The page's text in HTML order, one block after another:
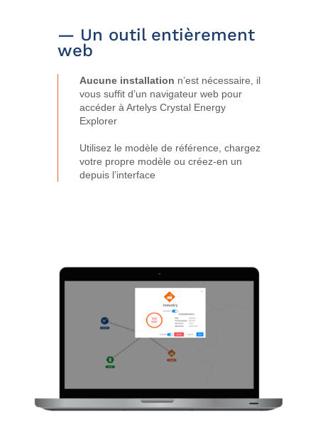
— Un outil entièrement
web
Aucune installation n’est nécessaire, il
vous suffit d’un navigateur web pour
accéder à Artelys Crystal Energy
Explorer
Utilisez le modèle de référence, chargez
votre propre modèle ou créez-en un
depuis l’interface